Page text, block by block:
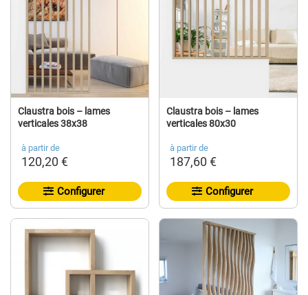
Claustra bois – lames
verticales 38x38
à partir de
120,20 €
Configurer
Claustra bois – lames
verticales 80x30
à partir de
187,60 €
Configurer